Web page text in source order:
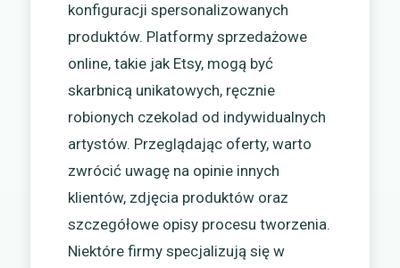
konfiguracji spersonalizowanych
produktów. Platformy sprzedażowe
online, takie jak Etsy, mogą być
skarbnicą unikatowych, ręcznie
robionych czekolad od indywidualnych
artystów. Przeglądając oferty, warto
zwrócić uwagę na opinie innych
klientów, zdjęcia produktów oraz
szczegółowe opisy procesu tworzenia.
Niektóre firmy specjalizują się w